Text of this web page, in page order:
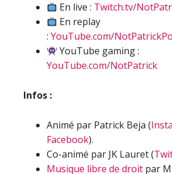
En live : Twitch.tv/
En replay
: YouTube.com/
YouTube gaming :
YouTube.com/NotPatrick
Infos :
Animé par Patrick Beja (
Facebook).
Co-animé par JK Lauret (
Musique libre de droit par